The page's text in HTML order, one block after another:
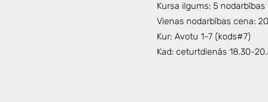
Kursa ilgums: 5 nodarbības
Vienas nodarbības cena:
Kur: Avotu 1-7 (kods#7)
Kad: ceturtdienās 18.30-